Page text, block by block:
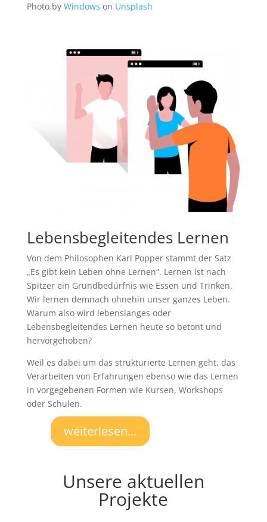
Photo by Windows on Unsplash
Lebensbegleitendes Lernen
Von dem Philosophen Karl Popper stammt der Satz
„Es gibt kein Leben ohne Lernen“. Lernen ist nach
Spitzer ein Grundbedürfnis wie Essen und Trinken.
Wir lernen demnach ohnehin unser ganzes Leben.
Warum also wird lebenslanges oder
Lebensbegleitendes Lernen heute so betont und
hervorgehoben?
Weil es dabei um das strukturierte Lernen geht, das
Verarbeiten von Erfahrungen ebenso wie das Lernen
in vorgegebenen Formen wie Kursen, Workshops
oder Schulen.
weiterlesen...
Unsere aktuellen
Projekte